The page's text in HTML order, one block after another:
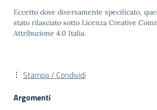
Eccetto dove diversamente specificato,
stato rilasciato sotto Licenza Creative
Attribuzione 4.0 Italia.
Stampa / Condividi
Argomenti